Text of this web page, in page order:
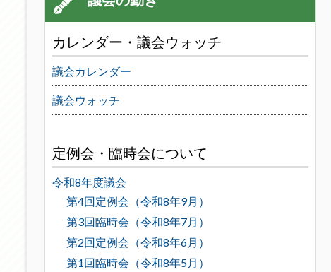
カレンダー・議会ウォッチ
議会カレンダー
議会ウォッチ
定例会・臨時会について
令和8年度議会
第4回定例会（令和8年9月）
第3回臨時会（令和8年7月）
第2回定例会（令和8年6月）
第1回臨時会（令和8年5月）